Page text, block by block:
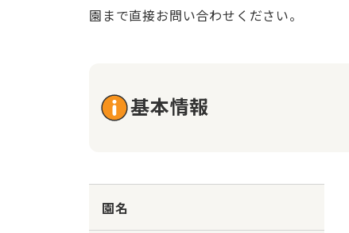
園まで直接お問い合わせください。
基本情報
園名